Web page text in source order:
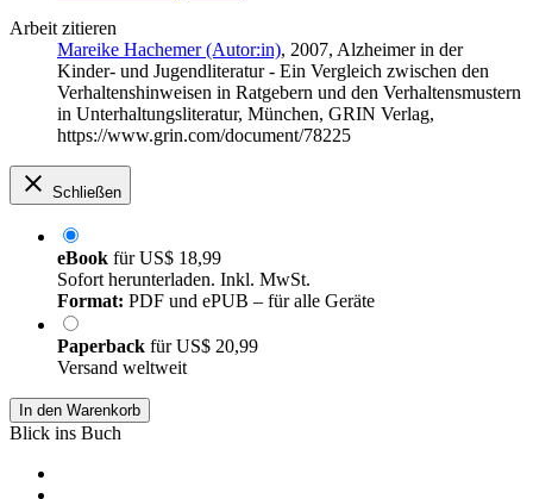
Arbeit zitieren
Mareike Hachemer (Autor:in), 2007, Alzheimer in der
Kinder- und Jugendliteratur - Ein Vergleich zwischen den
Verhaltenshinweisen in Ratgebern und den Verhaltensmustern
in Unterhaltungsliteratur, München, GRIN Verlag,
https://www.grin.com/document/78225
Schließen
eBook fürUS$ 18,99
Sofort herunterladen. Inkl. MwSt.
Format: PDF und ePUB – für alle Geräte
Paperback fürUS$ 20,99
Versand weltweit
In den Warenkorb
Blick ins Buch